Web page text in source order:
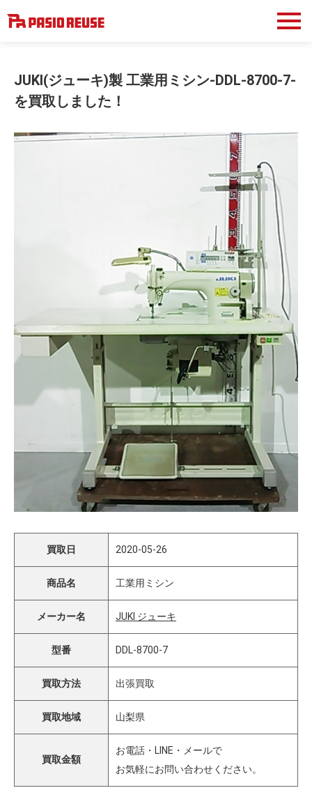
JUKI(ジューキ)製 工業用ミシン-DDL-8700-7-
を買取しました！
買取日 2020-05-26
商品名 工業用ミシン
メーカー名 JUKI ジューキ
型番 DDL-8700-7
買取方法 出張買取
買取地域 山梨県
買取金額
お電話・LINE・メールで
お気軽にお問い合わせください。